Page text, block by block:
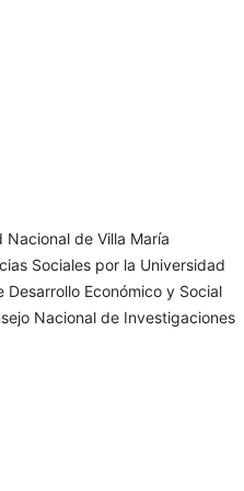
de Villa María
Sociales por la Universidad
Económico y Social
Nacional de Investigaciones